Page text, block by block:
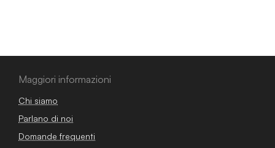
Maggiori informazioni
Chi siamo
Parlano di noi
Domande frequenti